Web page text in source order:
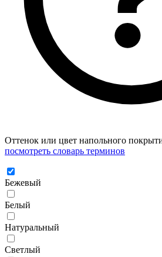
Оттенок или цвет напольного
посмотреть словарь терминов
Бежевый
Белый
Натуральный
Светлый